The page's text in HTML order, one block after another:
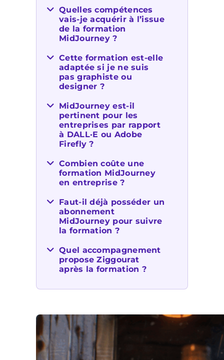
Quelles compétences
vais-je acquérir à l’issue
de la formation
MidJourney ?
Cette formation est-elle
adaptée si je ne suis
pas graphiste ou
designer ?
MidJourney est-il
pertinent pour les
entreprises par rapport
à DALL·E ou Adobe
Firefly ?
Combien coûte une
formation MidJourney
en entreprise ?
Faut-il déjà posséder un
abonnement
MidJourney pour suivre
la formation ?
Quel accompagnement
propose Ziggourat
après la formation ?